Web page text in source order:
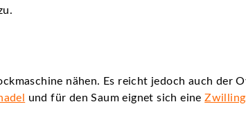
nähen. Es reicht jedoch auch der
und für den Saum eignet sich eine